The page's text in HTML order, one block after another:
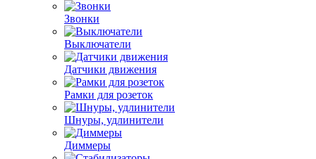
Звонки
Выключатели
Датчики движения
Рамки для розеток
Шнуры, удлинители
Диммеры